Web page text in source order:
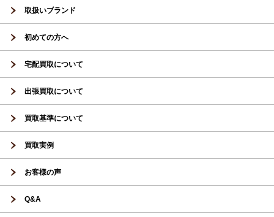
取扱いブランド
初めての方へ
宅配買取について
出張買取について
買取基準について
買取実例
お客様の声
Q&A